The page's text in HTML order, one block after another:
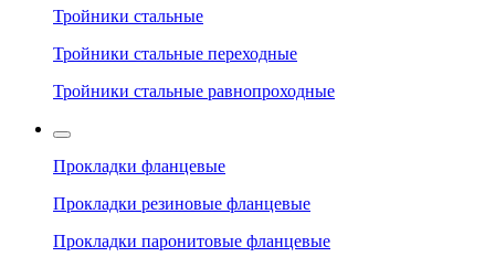
Тройники стальные
Тройники стальные переходные
Тройники стальные равнопроходные
Прокладки фланцевые
Прокладки резиновые фланцевые
Прокладки паронитовые фланцевые